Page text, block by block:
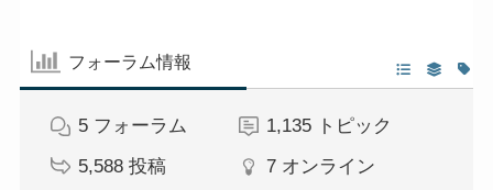
フォーラム情報
5 フォーラム 1,135
トピック
5,588 投稿 7 オンライン